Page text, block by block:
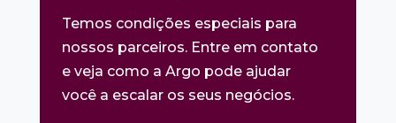
Temos condições especiais para
nossos parceiros. Entre em contato
e veja como a Argo pode ajudar
você a escalar os seus negócios.